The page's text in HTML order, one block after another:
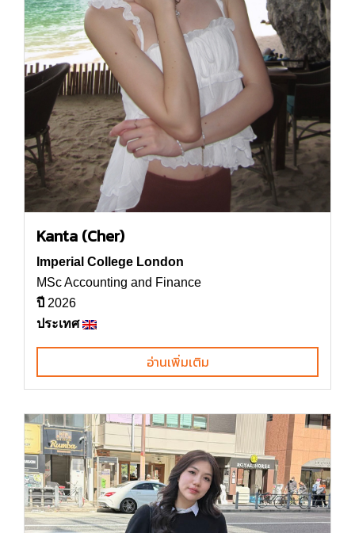
Kanta (Cher)
Imperial College London
MSc Accounting and Finance
ปี 2026
ประเทศ
อ่านเพิ่มเติม